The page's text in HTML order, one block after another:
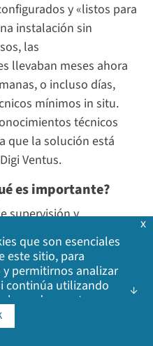
y «listos para
instalación sin
las
llevaban meses ahora
o incluso días,
mínimos in situ.
técnicos
que la solución está
Ventus.
es importante?
supervisión y
por Digi Ventus.
canal visibilidad en
dispositivos, la
SIM a través de
navegador. Genesis
pantalla en un
que son esenciales
este sitio, para
permitirnos analizar
continúa utilizando
uso de nuestras
para indicar que
cookies
x